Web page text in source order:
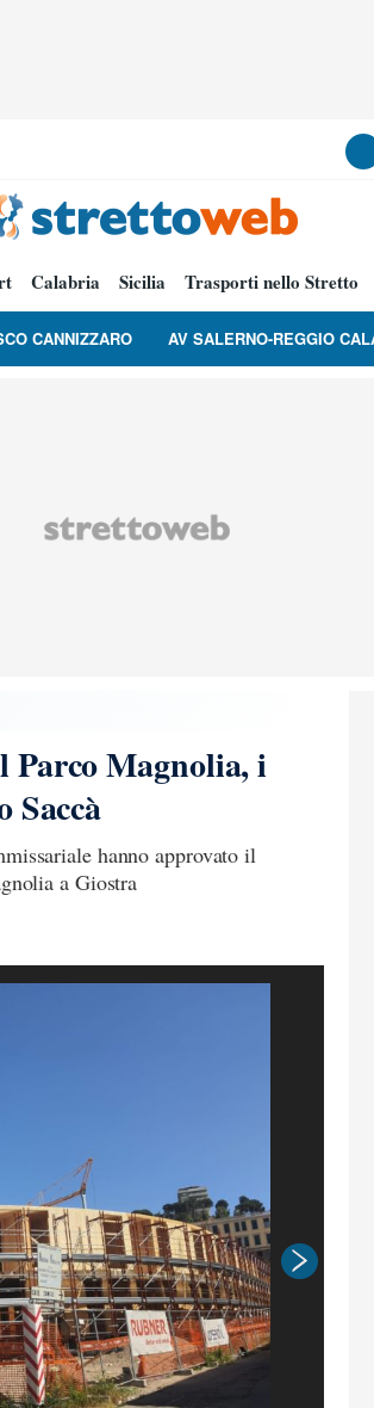
Calabria Sicilia Trasporti nello Stretto
CANNIZZARO AV SALERNO-REGGIO
Parco Magnolia, i
Saccà
hanno approvato il
a Giostra